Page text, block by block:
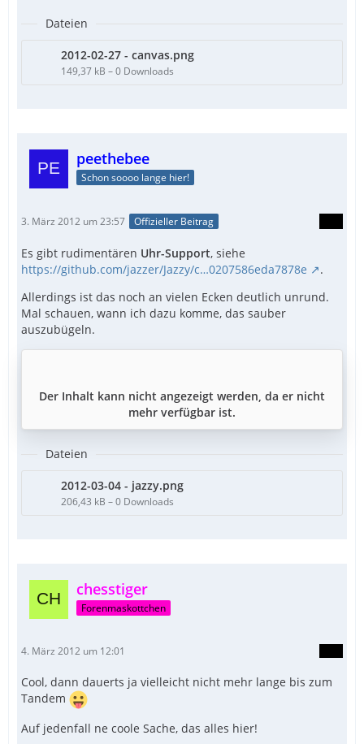
Dateien
2012-02-27 - canvas.png
149,37 kB – 0 Downloads
peethebee
Schon soooo lange hier!
3. März 2012 um 23:57 Offizieller Beitrag
Es gibt rudimentären Uhr-Support, siehe
https://github.com/jazzer/Jazzy/c…0207586eda7878e
.
Allerdings ist das noch an vielen Ecken deutlich unrund.
Mal schauen, wann ich dazu komme, das sauber
auszubügeln.
Der Inhalt kann nicht angezeigt werden, da er nicht
mehr verfügbar ist.
Dateien
2012-03-04 - jazzy.png
206,43 kB – 0 Downloads
chesstiger
Forenmaskottchen
4. März 2012 um 12:01
Cool, dann dauerts ja vielleicht nicht mehr lange bis zum
Tandem
Auf jedenfall ne coole Sache, das alles hier!